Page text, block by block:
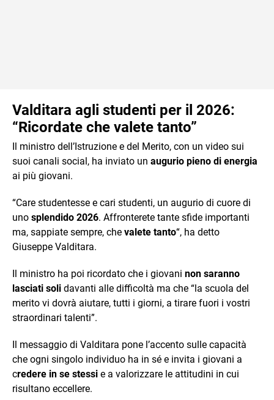
Valditara agli studenti per il 2026:
“Ricordate che valete tanto”
Il ministro dell’Istruzione e del Merito, con un video sui
suoi canali social, ha inviato un augurio pieno di energia
ai più giovani.
“Care studentesse e cari studenti, un augurio di cuore di
uno splendido 2026. Affronterete tante sfide importanti
ma, sappiate sempre, che valete tanto“, ha detto
Giuseppe Valditara.
Il ministro ha poi ricordato che i giovani non saranno
lasciati soli davanti alle difficoltà ma che “la scuola del
merito vi dovrà aiutare, tutti i giorni, a tirare fuori i vostri
straordinari talenti”.
Il messaggio di Valditara pone l’accento sulle capacità
che ogni singolo individuo ha in sé e invita i giovani a
credere in se stessi e a valorizzare le attitudini in cui
risultano eccellere.